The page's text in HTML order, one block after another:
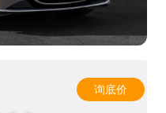
询底价